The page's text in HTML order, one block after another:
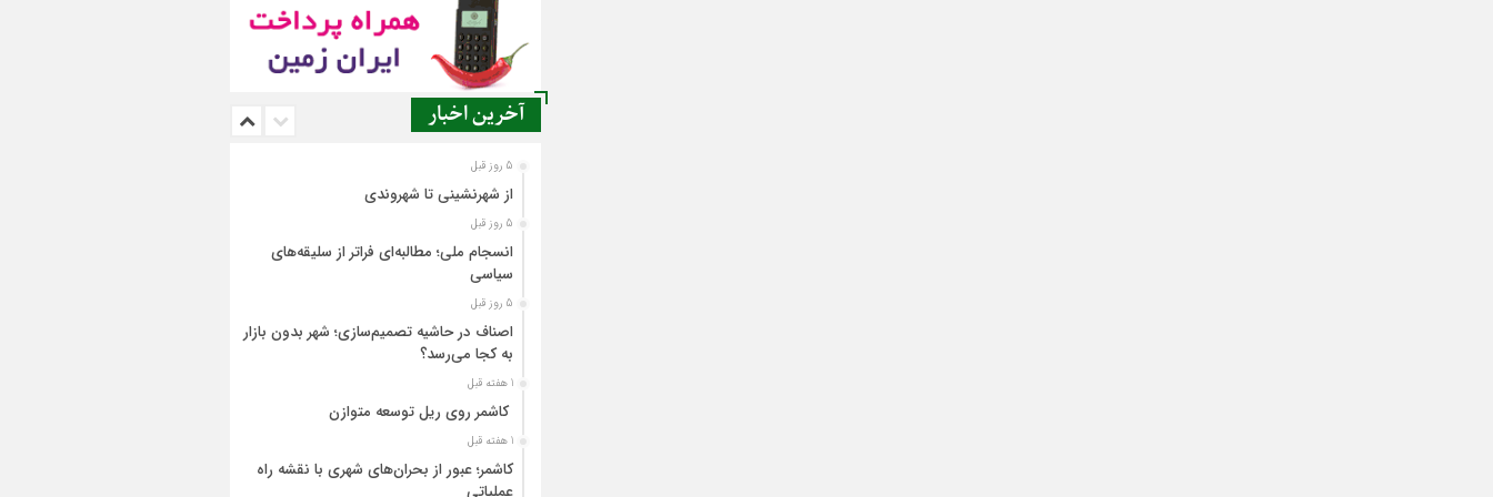
آخرین اخبار
5 روز قبل
از شهرنشینی تا شهروندی
5 روز قبل
انسجام ملی؛ مطالبه‌ای فراتر از سلیقه‌های
سیاسی
5 روز قبل
اصناف در حاشیه تصمیم‌سازی؛ شهر بدون بازار
به کجا می‌رسد؟
1 هفته قبل
کاشمر روی ریل توسعه متوازن
1 هفته قبل
کاشمر؛ عبور از بحران‌های شهری با نقشه راه
عملیاتی